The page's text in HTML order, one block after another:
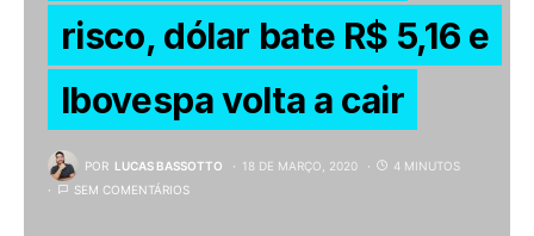
risco, dólar bate R$ 5,16 e
Ibovespa volta a cair
POR LUCAS BASSOTTO 18 DE MARÇO, 2020
4 MINUTOS
SEM COMENTÁRIOS